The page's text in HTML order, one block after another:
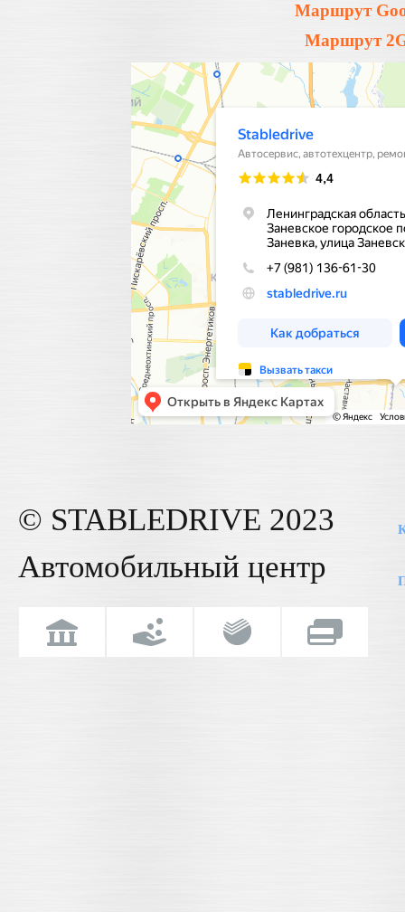
Маршрут
Маршрут
© STABLEDRIVE 2023
Автомобильный центр